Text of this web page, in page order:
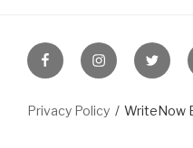
FB InstagramTwitter
Privacy Policy WriteNow